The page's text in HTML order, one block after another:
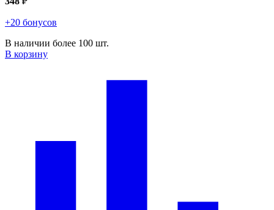
+20 бонусов
В наличии более 100 шт.
В корзину